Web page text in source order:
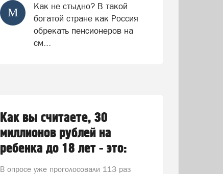
М
Как не стыдно? В такой
богатой стране как Россия
обрекать пенсионеров на
см...
Как вы считаете, 30
миллионов рублей на
ребенка до 18 лет - это:
В опросе уже проголосовали 113 раз